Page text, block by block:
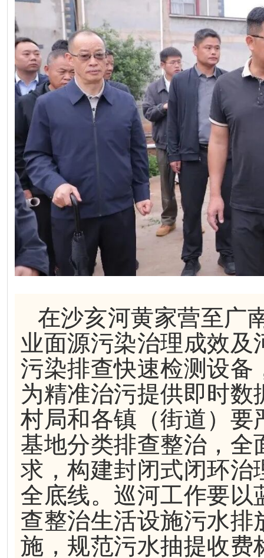
在沙亥河黄家营至广
业面源污染治理成效
污染排查快速检测设
为精准治污提供即时
村局和各镇（街道）
基地分类排查整治，
求，构建封闭式闭环
全底线。巡河工作要
查整治生活设施污水
施，规范污水抽提收费